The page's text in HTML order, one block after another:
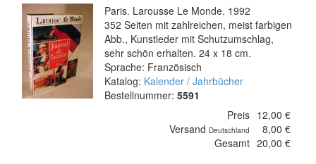
Paris. Larousse Le Monde. 1992
352 Seiten mit zahlreichen, meist farbigen
Abb., Kunstleder mit Schutzumschlag,
sehr schön erhalten. 24 x 18 cm.
Sprache: Französisch
Katalog: Kalender / Jahrbücher
Bestellnummer: 5591
Preis 12,00 €
Versand Deutschland
8,00 €
Gesamt 20,00 €